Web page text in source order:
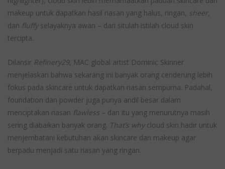
makeup untuk dapatkan hasil riasan yang halus, ringan, sheer,
dan fluffyselayaknya awan – dari situlah istilah cloud skin
tercipta.
Dilansir Refinery29, MAC global artist Dominic Skinner
menjelaskan bahwa sekarang ini banyak orang cenderung lebih
fokus pada skincare untuk dapatkan riasan sempurna. Padahal,
foundation dan powder juga punya andil besar dalam
menciptakan riasan flawless – dan itu yang menurutnya masih
sering diabaikan banyak orang. That’s whycloud skin hadir untuk
menjembatani kebutuhan akan skincare dan makeup agar
berpadu menjadi satu riasan yang ringan.